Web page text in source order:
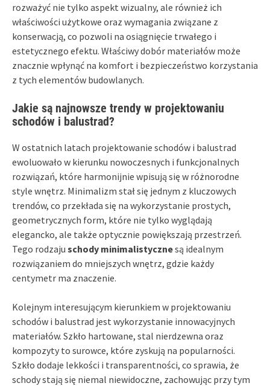
rozważyć nie tylko aspekt wizualny, ale również ich
właściwości użytkowe oraz wymagania związane z
konserwacją, co pozwoli na osiągnięcie trwałego i
estetycznego efektu. Właściwy dobór materiałów może
znacznie wpłynąć na komfort i bezpieczeństwo korzystania
z tych elementów budowlanych.
Jakie są najnowsze trendy w projektowaniu
schodów i balustrad?
W ostatnich latach projektowanie schodów i balustrad
ewoluowało w kierunku nowoczesnych i funkcjonalnych
rozwiązań, które harmonijnie wpisują się w różnorodne
style wnętrz. Minimalizm stał się jednym z kluczowych
trendów, co przekłada się na wykorzystanie prostych,
geometrycznych form, które nie tylko wyglądają
elegancko, ale także optycznie powiększają przestrzeń.
Tego rodzaju schody minimalistycznesą idealnym
rozwiązaniem do mniejszych wnętrz, gdzie każdy
centymetr ma znaczenie.
Kolejnym interesującym kierunkiem w projektowaniu
schodów i balustrad jest wykorzystanie innowacyjnych
materiałów. Szkło hartowane, stal nierdzewna oraz
kompozyty to surowce, które zyskują na popularności.
Szkło dodaje lekkości i transparentności, co sprawia, że
schody stają się niemal niewidoczne, zachowując przy tym